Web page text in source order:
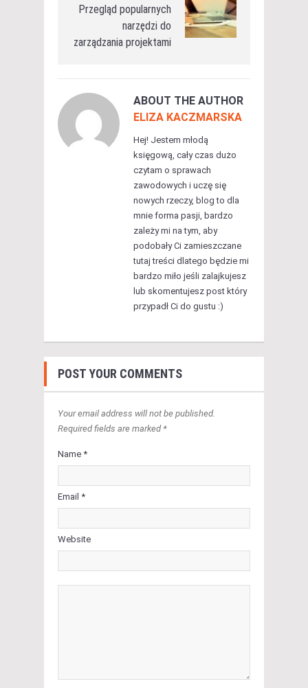
Przegląd popularnych
narzędzi do
zarządzania projektami
ABOUT THE AUTHOR
ELIZA KACZMARSKA
Hej! Jestem młodą
księgową, cały czas dużo
czytam o sprawach
zawodowych i uczę się
nowych rzeczy, blog to dla
mnie forma pasji, bardzo
zależy mi na tym, aby
podobały Ci zamieszczane
tutaj treści dlatego będzie mi
bardzo miło jeśli zalajkujesz
lub skomentujesz post który
przypadł Ci do gustu :)
POST YOUR COMMENTS
Your email address will not be published.
Required fields are marked *
Name *
Email *
Website